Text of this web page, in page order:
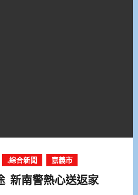
.綜合新聞 嘉義市
新南警熱心送返家